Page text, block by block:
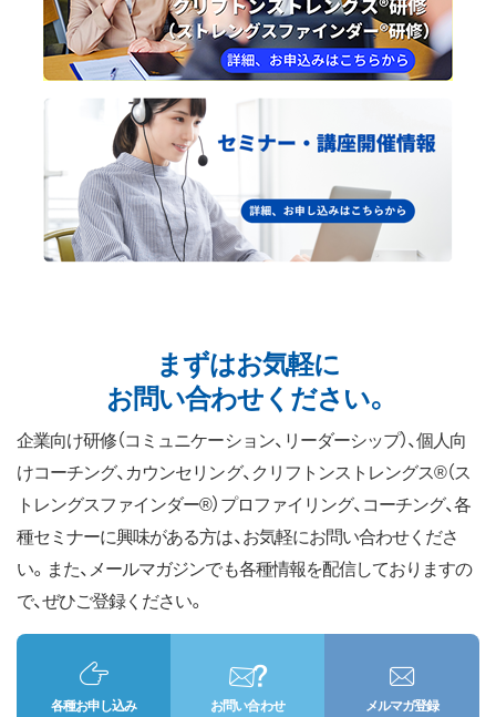
まずはお気軽に
お問い合わせください。
企業向け研修（コミュニケーション、リーダーシップ）、個人向
けコーチング、カウンセリング、クリフトンストレングス®（ス
トレングスファインダー®）プロファイリング、コーチング、各
種セミナーに興味がある方は、お気軽にお問い合わせくださ
い。また、メールマガジンでも各種情報を配信しておりますの
で、ぜひご登録ください。
各種お申し込み お問い合わせ メルマガ登録